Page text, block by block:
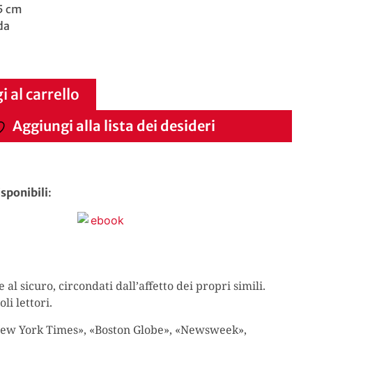
cm
al carrello
Aggiungi alla lista dei desideri
:
al sicuro, circondati dall’affetto dei propri simili.
lettori.
Times», «Boston Globe», «Newsweek»,